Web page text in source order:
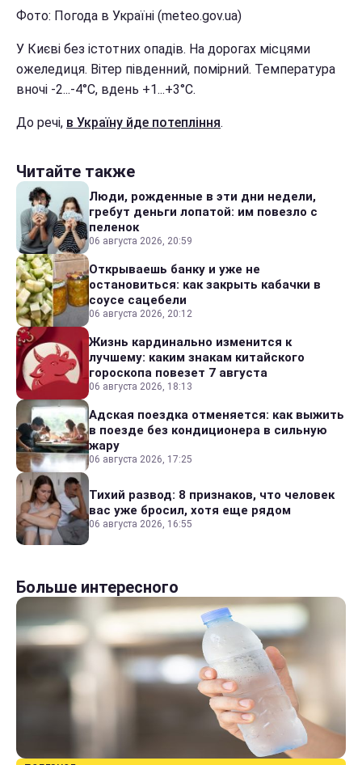
Фото: Погода в Україні (meteo.gov.ua)
У Києві без істотних опадів. На дорогах місцями
ожеледиця. Вітер південний, помірний. Температура
вночі -2...-4°С, вдень +1...+3°С.
До речі, в Україну йде потепління.
Читайте также
Люди, рожденные в эти дни недели,
гребут деньги лопатой: им повезло с
пеленок
06 августа 2026, 20:59
Открываешь банку и уже не
остановиться: как закрыть кабачки в
соусе сацебели
06 августа 2026, 20:12
Жизнь кардинально изменится к
лучшему: каким знакам китайского
гороскопа повезет 7 августа
06 августа 2026, 18:13
Адская поездка отменяется: как выжить
в поезде без кондиционера в сильную
жару
06 августа 2026, 17:25
Тихий развод: 8 признаков, что человек
вас уже бросил, хотя еще рядом
06 августа 2026, 16:55
Больше интересного